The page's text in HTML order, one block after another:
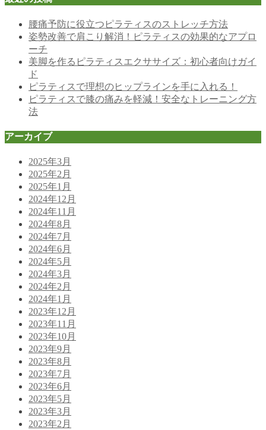
腰痛予防に役立つピラティスのストレッチ方法
姿勢改善で肩こり解消！ピラティスの効果的なアプロ
ーチ
美脚を作るピラティスエクササイズ：初心者向けガイ
ド
ピラティスで理想のヒップラインを手に入れる！
ピラティスで膝の痛みを軽減！安全なトレーニング方
法
アーカイブ
2025年3月
2025年2月
2025年1月
2024年12月
2024年11月
2024年8月
2024年7月
2024年6月
2024年5月
2024年3月
2024年2月
2024年1月
2023年12月
2023年11月
2023年10月
2023年9月
2023年8月
2023年7月
2023年6月
2023年5月
2023年3月
2023年2月